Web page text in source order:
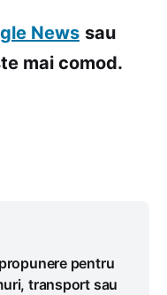
News sau
mai comod.
pentru
transport sau